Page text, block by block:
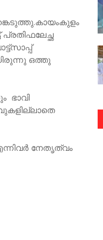
ഒത്തു
ഭാവി
നേതൃത്വം